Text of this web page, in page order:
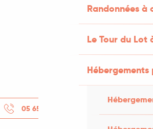
Randonnées
Le Tour du Lot
05 65 36 72